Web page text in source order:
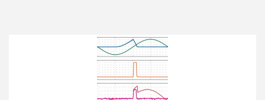
Dla Ciebie
KITy AVT